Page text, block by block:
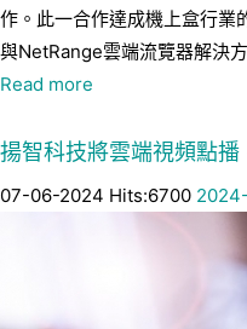
作。此一合作達成機上盒行業
與NetRange雲端流覽器解決
Read more
揚智科技將雲端視頻點
07-06-2024 Hits:6700